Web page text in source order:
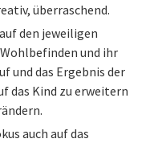
überraschend.
den jeweiligen
und ihr
und das Ergebnis der
das Kind zu erweitern
auch auf das